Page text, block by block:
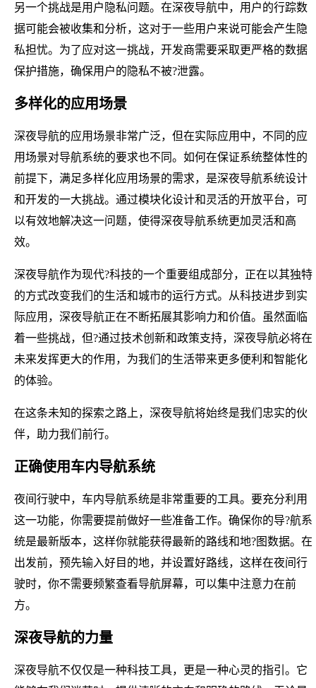
另一个挑战是用户隐私问题。在深夜导航中，用户的行踪数
据可能会被收集和分析，这对于一些用户来说可能会产生隐
私担忧。为了应对这一挑战，开发商需要采取更严格的数据
保护措施，确保用户的隐私不被?泄露。
多样化的应用场景
深夜导航的应用场景非常广泛，但在实际应用中，不同的应
用场景对导航系统的要求也不同。如何在保证系统整体性的
前提下，满足多样化应用场景的需求，是深夜导航系统设计
和开发的一大挑战。通过模块化设计和灵活的开放平台，可
以有效地解决这一问题，使得深夜导航系统更加灵活和高
效。
深夜导航作为现代?科技的一个重要组成部分，正在以其独特
的方式改变我们的生活和城市的运行方式。从科技进步到实
际应用，深夜导航正在不断拓展其影响力和价值。虽然面临
着一些挑战，但?通过技术创新和政策支持，深夜导航必将在
未来发挥更大的作用，为我们的生活带来更多便利和智能化
的体验。
在这条未知的探索之路上，深夜导航将始终是我们忠实的伙
伴，助力我们前行。
正确使用车内导航系统
夜间行驶中，车内导航系统是非常重要的工具。要充分利用
这一功能，你需要提前做好一些准备工作。确保你的导?航系
统是最新版本，这样你就能获得最新的路线和地?图数据。在
出发前，预先输入好目的地，并设置好路线，这样在夜间行
驶时，你不需要频繁查看导航屏幕，可以集中注意力在前
方。
深夜导航的力量
深夜导航不仅仅是一种科技工具，更是一种心灵的指引。它